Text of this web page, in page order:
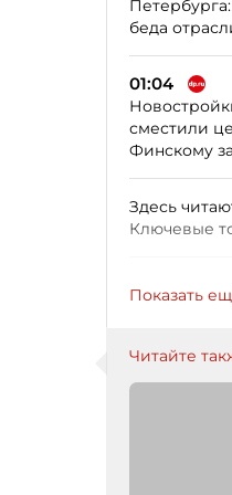
беда
01:04
сместили
Финскому
Здесь
Ключевые
Показать
Читайте